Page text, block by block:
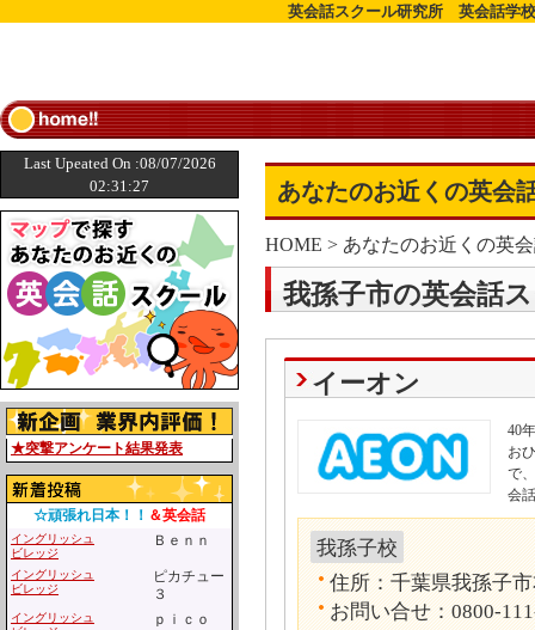
英会話スクール研究所 英会話学
Last Upeated On :08/07/2026
02:31:27
★突撃アンケート結果発表
☆頑張れ日本！！ ＆英会話
イングリッシュ
ビレッジ
Ｂｅｎｎ
イングリッシュ
ビレッジ
ピカチュー
３
イングリッシュ
ｐｉｃｏ
あなたのお近くの英会
HOME > あなたのお近くの英
我孫子市の英会話
イーオン
40
お
で
会
我孫子校
住所：千葉県我孫子
お問い合せ：0800-